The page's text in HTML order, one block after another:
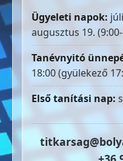
Ügyeleti napok:
augusztus 19.
Tanévnyitó
18:00 (gyülekező
Első tanítási nap: